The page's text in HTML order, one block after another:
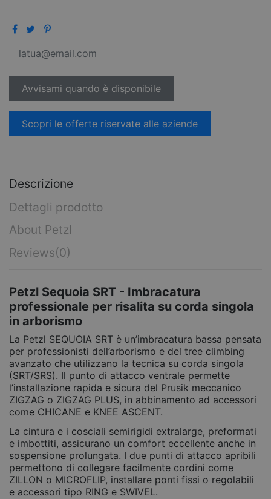
Scopri le offerte riservate alle aziende
Descrizione
Dettagli prodotto
About Petzl
Reviews(0)
Petzl Sequoia SRT - Imbracatura
professionale per risalita su corda singola
in arborismo
La Petzl SEQUOIA SRT è un’imbracatura bassa pensata
per professionisti dell’arborismo e del tree climbing
avanzato che utilizzano la tecnica su corda singola
(SRT/SRS). Il punto di attacco ventrale permette
l’installazione rapida e sicura del Prusik meccanico
ZIGZAG o ZIGZAG PLUS, in abbinamento ad accessori
come CHICANE e KNEE ASCENT.
La cintura e i cosciali semirigidi extralarge, preformati
e imbottiti, assicurano un comfort eccellente anche in
sospensione prolungata. I due punti di attacco apribili
permettono di collegare facilmente cordini come
ZILLON o MICROFLIP, installare ponti fissi o regolabili
e accessori tipo RING e SWIVEL.